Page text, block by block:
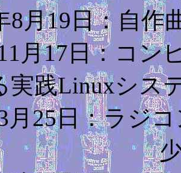
8月19日：自作
月17 日：コン
実践Linuxシス
月25日：ラジ